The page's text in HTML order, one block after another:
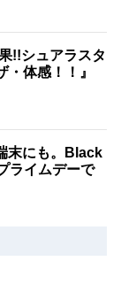
!!シュアラスタ
体感！！』
末にも。Black
ライムデーで